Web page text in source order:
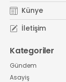
Künye
İletişim
Kategoriler
Gündem
Asayiş